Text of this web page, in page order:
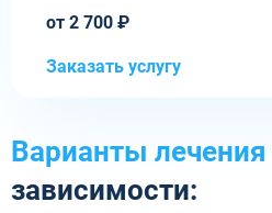
от 2 700 ₽
Заказать услугу
Варианты лечения
зависимости: